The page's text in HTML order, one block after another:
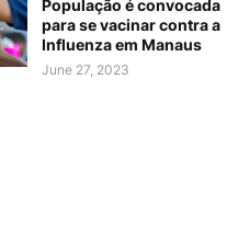
População é convocada
para se vacinar contra a
Influenza em Manaus
June 27, 2023